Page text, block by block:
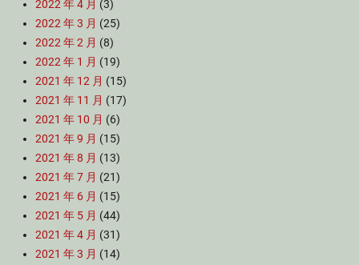
2022 年 4 月 (3)
2022 年 3 月 (25)
2022 年 2 月 (8)
2022 年 1 月 (19)
2021 年 12 月 (15)
2021 年 11 月 (17)
2021 年 10 月 (6)
2021 年 9 月 (15)
2021 年 8 月 (13)
2021 年 7 月 (21)
2021 年 6 月 (15)
2021 年 5 月 (44)
2021 年 4 月 (31)
2021 年 3 月 (14)